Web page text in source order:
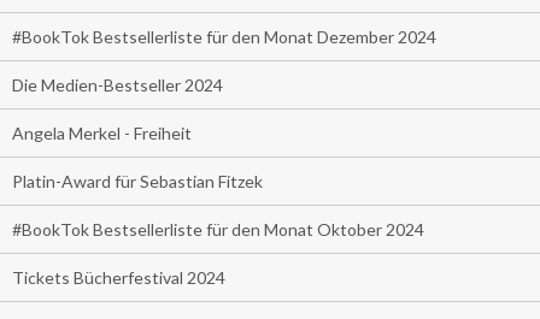
#BookTok Bestsellerliste für den Monat Dezember 2024
Die Medien-Bestseller 2024
Angela Merkel - Freiheit
Platin-Award für Sebastian Fitzek
#BookTok Bestsellerliste für den Monat Oktober 2024
Tickets Bücherfestival 2024